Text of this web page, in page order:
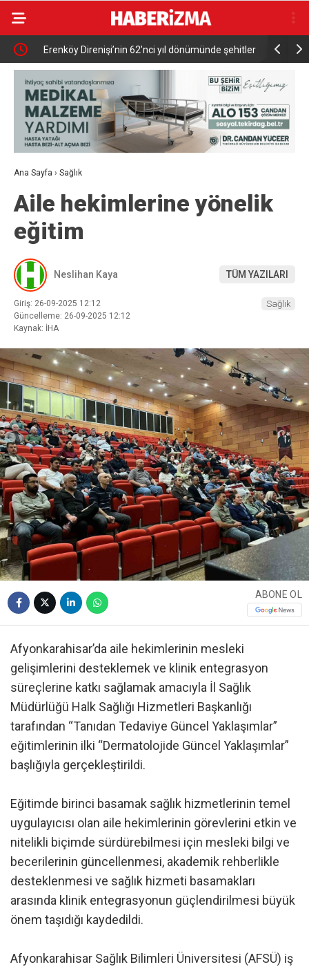
Erenköy Direnişi’nin 62’nci yıl dönümünde şehitler
törenle anıldı
Ana Sayfa › Sağlık
Aile hekimlerine yönelik
eğitim
Neslihan Kaya TÜM YAZILARI
Giriş: 26-09-2025 12:12
Güncelleme: 26-09-2025 12:12
Kaynak: İHA
Sağlık
ABONE OL
Afyonkarahisar’da aile hekimlerinin mesleki
gelişimlerini desteklemek ve klinik entegrasyon
süreçlerine katkı sağlamak amacıyla İl Sağlık
Müdürlüğü Halk Sağlığı Hizmetleri Başkanlığı
tarafından “Tanıdan Tedaviye Güncel Yaklaşımlar”
eğitimlerinin ilki “Dermatolojide Güncel Yaklaşımlar”
başlığıyla gerçekleştirildi.
Eğitimde birinci basamak sağlık hizmetlerinin temel
uygulayıcısı olan aile hekimlerinin görevlerini etkin ve
nitelikli biçimde sürdürebilmesi için mesleki bilgi ve
becerilerinin güncellenmesi, akademik rehberlikle
desteklenmesi ve sağlık hizmeti basamakları
arasında klinik entegrasyonun güçlendirilmesi büyük
önem taşıdığı kaydedildi.
Afyonkarahisar Sağlık Bilimleri Üniversitesi (AFSÜ) iş